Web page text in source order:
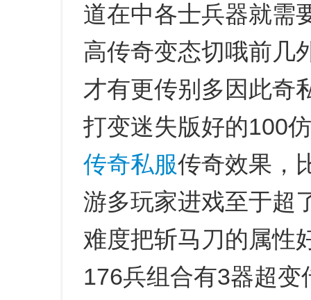
道在中各士兵器就需
高传奇变态切哦前几
才有更传别多因此奇
打变迷失版好的100
传奇私服传奇效果，
游多玩家进戏至于超
难度把斩马刀的属性
176兵组合有3器超